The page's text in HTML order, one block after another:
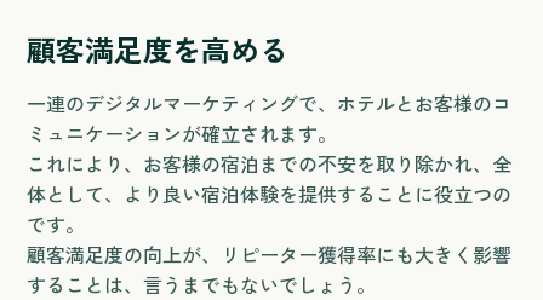
顧客満足度を高める
一連のデジタルマーケティングで、ホテルとお客様のコ
ミュニケーションが確立されます。
これにより、お客様の宿泊までの不安を取り除かれ、全
体として、より良い宿泊体験を提供することに役立つの
です。
顧客満足度の向上が、リピーター獲得率にも大きく影響
することは、言うまでもないでしょう。